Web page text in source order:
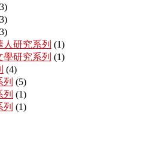
人研究系列 (1)
研究系列 (1)
(4)
(5)
(1)
(1)